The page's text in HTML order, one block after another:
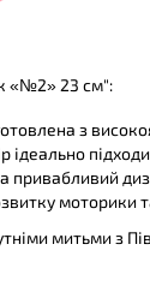
«№2» 23 см":
з
ідеально
привабливий
моторики
митьми з